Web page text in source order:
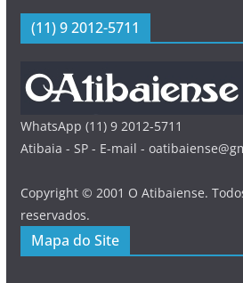
(11) 9 2012-5711
WhatsApp (11) 9 2012-5711
Atibaia - SP - E-mail -
Copyright © 2001 O Atibaiense.
reservados.
Mapa do Site